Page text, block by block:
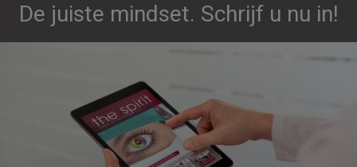
De juiste mindset. Schrijf u nu in!